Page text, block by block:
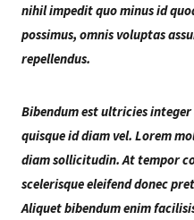
nihil impedit quo minus id
possimus, omnis voluptas
repellendus.
Bibendum est ultricies integer
quisque id diam vel. Lorem
diam sollicitudin. At tempor
scelerisque eleifend donec
Aliquet bibendum enim